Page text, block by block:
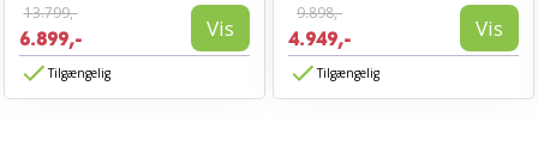
13.799,-
6.899,- Vis
Tilgængelig
9.898,-
4.949,- Vis
Tilgængelig